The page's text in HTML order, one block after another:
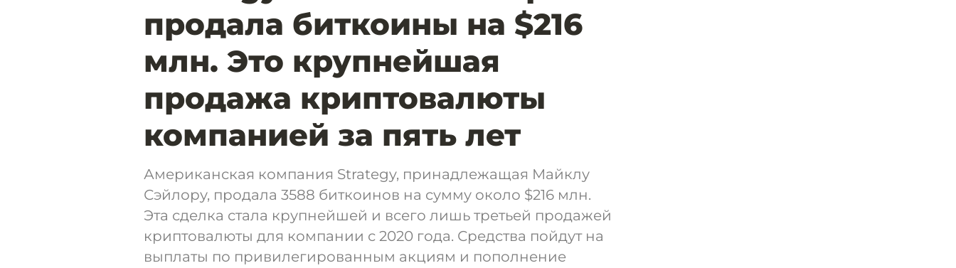
продала биткоины на $216
млн. Это крупнейшая
продажа криптовалюты
компанией за пять лет
Американская компания Strategy, принадлежащая Майклу
Сэйлору, продала 3588 биткоинов на сумму около $216 млн.
Эта сделка стала крупнейшей и всего лишь третьей продажей
криптовалюты для компании с 2020 года. Средства пойдут на
выплаты по привилегированным акциям и пополнение